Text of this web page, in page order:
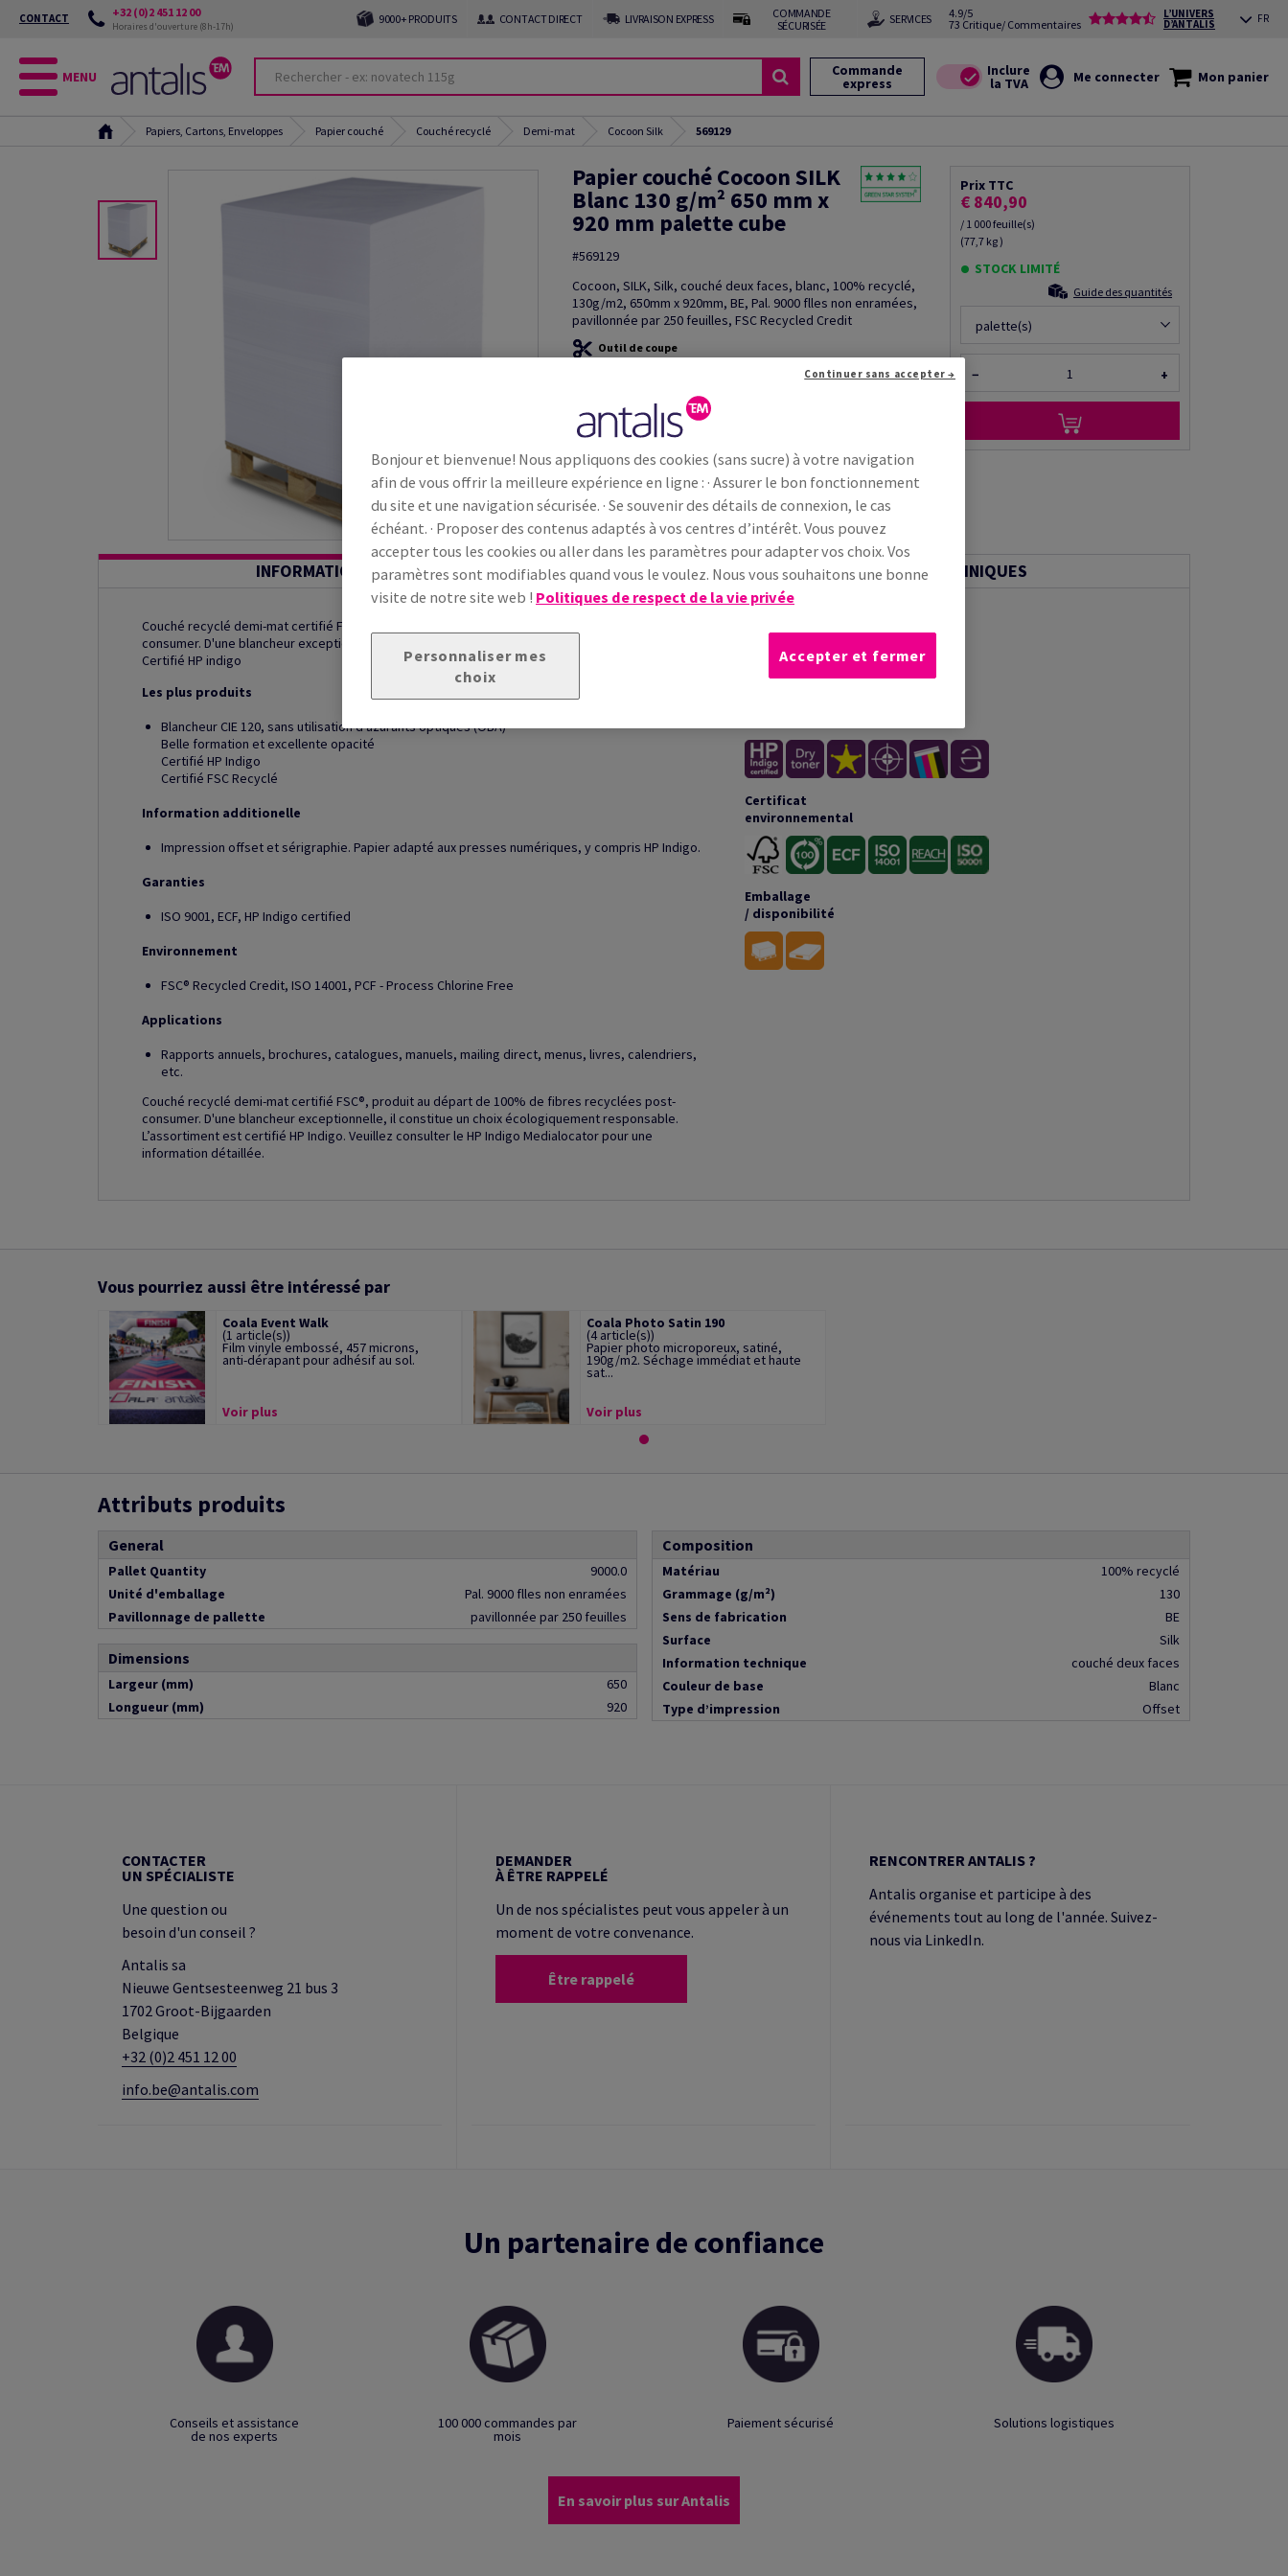
CONTACT +32 (0)2 451 12 00
Horaires d'ouverture (8h-17h) 9000+ PRODUITS CONTACT DIRECT LIVRAISON EXPRESS
COMMANDE
SÉCURISÉE
SERVICES
4.9/5
73 Critique/ Commentaires
L’UNIVERS
D’ANTALIS FR
MENU Commande
express Me connecter Mon panier
Papiers, Cartons, Enveloppes Papier couché Couché recyclé Demi-mat Cocoon Silk 569129
Papier couché Cocoon SILK
Blanc 130 g/m² 650 mm x
920 mm palette cube
#569129
Cocoon, SILK, Silk, couché deux faces, blanc, 100% recyclé,
130g/m2, 650mm x 920mm, BE, Pal. 9000 flles non enramées,
pavillonnée par 250 feuilles, FSC Recycled Credit
Outil de coupe
Prix TTC
€ 840,90
/ 1 000 feuille(s)
(77,7 kg )
STOCK LIMITÉ
Guide des quantités
palette(s)
− +
INFORMATION ADDITIONNELLE INFORMATIONS TECHNIQUES
Couché recyclé demi-mat certifié FSC®, produit au départ de 100% de fibres recyclées post-
consumer. D'une blancheur exceptionnelle, il constitue un choix écologiquement responsable.
Certifié HP indigo
Les plus produits
Blancheur CIE 120, sans utilisation d’azurants optiques (OBA)
Belle formation et excellente opacité
Certifié HP Indigo
Certifié FSC Recyclé
Information additionelle
Impression offset et sérigraphie. Papier adapté aux presses numériques, y compris HP Indigo.
Garanties
ISO 9001, ECF, HP Indigo certified
Environnement
FSC® Recycled Credit, ISO 14001, PCF - Process Chlorine Free
Applications
Rapports annuels, brochures, catalogues, manuels, mailing direct, menus, livres, calendriers,
etc.
Couché recyclé demi-mat certifié FSC®, produit au départ de 100% de fibres recyclées post-
consumer. D'une blancheur exceptionnelle, il constitue un choix écologiquement responsable.
L’assortiment est certifié HP Indigo. Veuillez consulter le HP Indigo Medialocator pour une
information détaillée.
Certificat
environnemental
Emballage
/ disponibilité
Vous pourriez aussi être intéressé par
Coala Event Walk
(1 article(s))
Film vinyle embossé, 457 microns,
anti-dérapant pour adhésif au sol.
Voir plus
Coala Photo Satin 190
(4 article(s))
Papier photo microporeux, satiné,
190g/m2. Séchage immédiat et haute
sat...
Voir plus
Attributs produits
General
Pallet Quantity
9000.0
Unité d'emballage
Pal. 9000 flles non enramées
Pavillonnage de pallette
pavillonnée par 250 feuilles
Dimensions
Largeur (mm)
650
Longueur (mm)
920
Composition
Matériau
100% recyclé
Grammage (g/m²)
130
Sens de fabrication
BE
Surface
Silk
Information technique
couché deux faces
Couleur de base
Blanc
Type d’impression
Offset
CONTACTER
UN SPÉCIALISTE
Une question ou
besoin d'un conseil ?
Antalis sa
Nieuwe Gentsesteenweg 21 bus 3
1702 Groot-Bijgaarden
Belgique
+32 (0)2 451 12 00
info.be@antalis.com
DEMANDER
À ÊTRE RAPPELÉ
Un de nos spécialistes peut vous appeler à un
moment de votre convenance.
Être rappelé
RENCONTRER ANTALIS ?
Antalis organise et participe à des
événements tout au long de l'année. Suivez-
nous via LinkedIn.
Un partenaire de confiance
Conseils et assistance
de nos experts
100 000 commandes par
mois
Paiement sécurisé Solutions logistiques
En savoir plus sur Antalis
Bonjour et bienvenue! Nous appliquons des cookies (sans sucre) à votre navigation
afin de vous offrir la meilleure expérience en ligne : · Assurer le bon fonctionnement
du site et une navigation sécurisée. · Se souvenir des détails de connexion, le cas
échéant. · Proposer des contenus adaptés à vos centres d’intérêt. Vous pouvez
accepter tous les cookies ou aller dans les paramètres pour adapter vos choix. Vos
paramètres sont modifiables quand vous le voulez. Nous vous souhaitons une bonne
visite de notre site web ! Politiques de respect de la vie privée
Personnaliser mes
choix
Continuer sans accepter →
Accepter et fermer